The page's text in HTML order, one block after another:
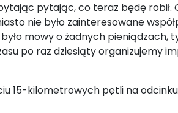
pytając, co teraz będę robił.
nie było zainteresowane
mowy o żadnych
po raz dziesiąty organizujemy
15-kilometrowych pętli na